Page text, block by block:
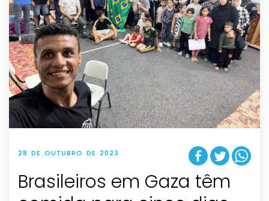
28 DE OUTUBRO DE 2023
Brasileiros em Gaza têm